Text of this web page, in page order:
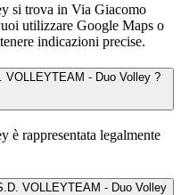
si trova in Via Giacomo
utilizzare Google Maps o
indicazioni precise.
VOLLEYTEAM - Duo Volley ?
rappresentata legalmente
VOLLEYTEAM - Duo Volley